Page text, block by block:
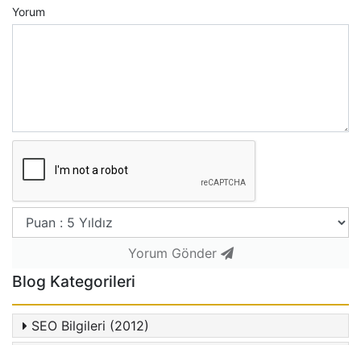
Yorum
Yorum Gönder
Blog Kategorileri
SEO Bilgileri (2012)